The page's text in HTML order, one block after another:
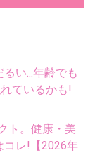
い...年齢でも
ているかも!
ト。健康・美
コレ!【2026年